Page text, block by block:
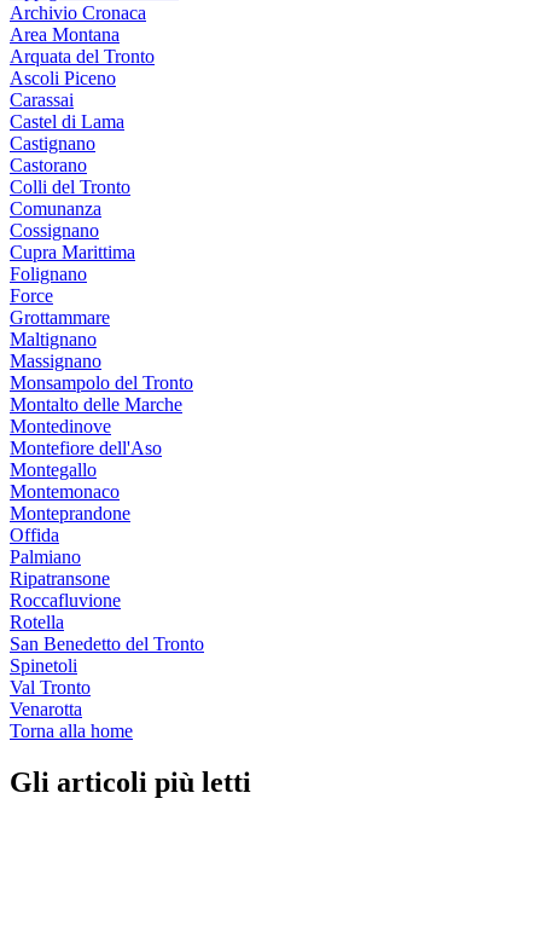
Archivio Cronaca
Area Montana
Arquata del Tronto
Ascoli Piceno
Carassai
Castel di Lama
Castignano
Castorano
Colli del Tronto
Comunanza
Cossignano
Cupra Marittima
Folignano
Force
Grottammare
Maltignano
Massignano
Monsampolo del Tronto
Montalto delle Marche
Montedinove
Montefiore dell'Aso
Montegallo
Montemonaco
Monteprandone
Offida
Palmiano
Ripatransone
Roccafluvione
Rotella
San Benedetto del Tronto
Spinetoli
Val Tronto
Venarotta
Torna alla home
Gli articoli più letti